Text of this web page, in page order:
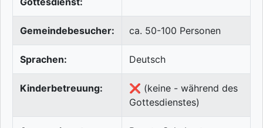
Gemeindebesucher: ca. 50-100 Personen
Sprachen: Deutsch
Kinderbetreuung:
❌ (keine - während des
Gottesdienstes)